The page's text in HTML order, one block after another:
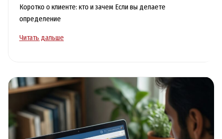
Коротко о клиенте: кто и зачем Если вы делаете
определение
Как
и
без
сложных
Читать дальше